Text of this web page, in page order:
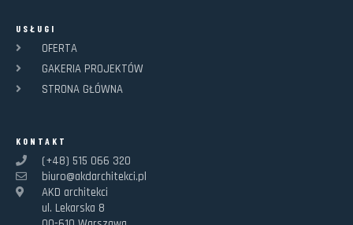
USŁUGI
OFERTA
GAKERIA PROJEKTÓW
STRONA GŁÓWNA
KONTAKT
(+48) 515 066 320
biuro@akdarchitekci.pl
AKD architekci
ul. Lekarska 8